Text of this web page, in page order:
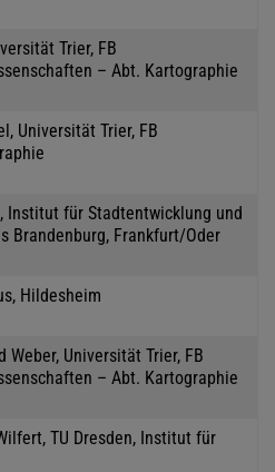
Trier, FB
– Abt. Kartographie
Universität Trier, FB
Institut für Stadtentwicklung und
Brandenburg, Frankfurt/Oder
Hildesheim
Weber, Universität Trier, FB
– Abt. Kartographie
TU Dresden, Institut für